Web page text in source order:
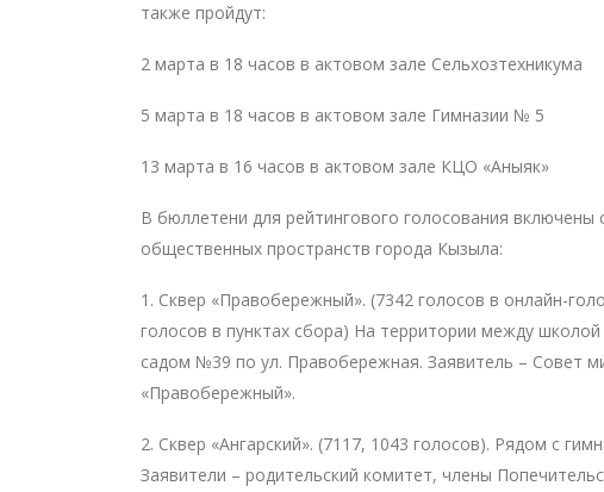
также пройдут:
2 марта в 18 часов в актовом зале Сельхозтехникума
5 марта в 18 часов в актовом зале Гимназии № 5
13 марта в 16 часов в актовом зале КЦО «Аныяк»
В бюллетени для рейтингового голосования включены
общественных пространств города Кызыла:
1. Сквер «Правобережный». (7342 голосов в онлайн-
голосов в пунктах сбора) На территории между
садом №39 по ул. Правобережная. Заявитель – Совет
«Правобережный».
2. Сквер «Ангарский». (7117, 1043 голосов). Рядом с
Заявители – родительский комитет, члены